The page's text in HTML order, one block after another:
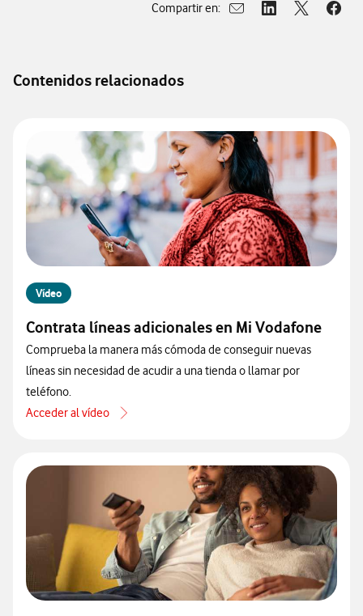
Compartir en:
Abrir ventana para
Abrir ventana
Abrir Abrir
Contenidos relacionados
Vídeo
Contrata líneas adicionales en Mi Vodafone
Comprueba la manera más cómoda de conseguir nuevas
líneas sin necesidad de acudir a una tienda o llamar por
teléfono.
Acceder al vídeo
acerca de Contrata líneas adicionales en Mi Vodafone